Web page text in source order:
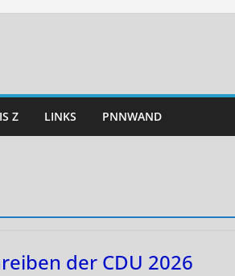
Z LINKS PNNWAND
der CDU 2026